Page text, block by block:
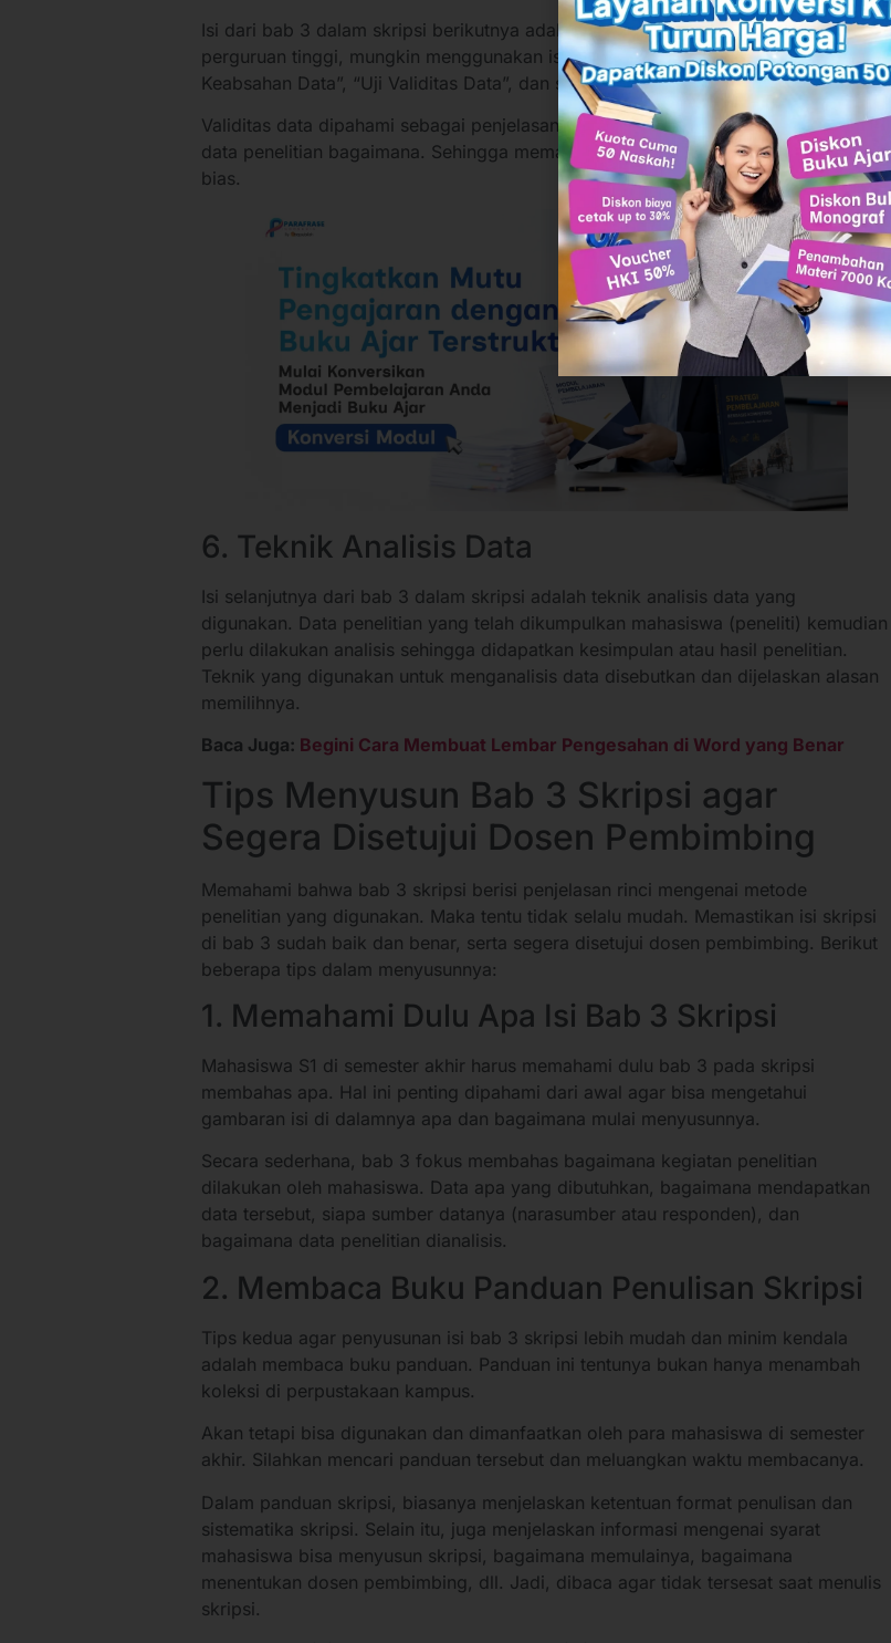
Isi dari bab 3 dalam skripsi berikutnya adalah validasi data. Pada beberapa
perguruan tinggi, mungkin menggunakan istilah lain. Misalnya memakai istilah “Uji
Keabsahan Data”, “Uji Validitas Data”, dan sebagainya.
Validitas data dipahami sebagai penjelasan mahasiswa dalam menguji kredibilitas
data penelitian bagaimana. Sehingga memastikan data valid dan minim atau bebas
bias.
6. Teknik Analisis Data
Isi selanjutnya dari bab 3 dalam skripsi adalah teknik analisis data yang
digunakan. Data penelitian yang telah dikumpulkan mahasiswa (peneliti) kemudian
perlu dilakukan analisis sehingga didapatkan kesimpulan atau hasil penelitian.
Teknik yang digunakan untuk menganalisis data disebutkan dan dijelaskan alasan
memilihnya.
Baca Juga: Begini Cara Membuat Lembar Pengesahan di Word yang Benar
Tips Menyusun Bab 3 Skripsi agar
Segera Disetujui Dosen Pembimbing
Memahami bahwa bab 3 skripsi berisi penjelasan rinci mengenai metode
penelitian yang digunakan. Maka tentu tidak selalu mudah. Memastikan isi skripsi
di bab 3 sudah baik dan benar, serta segera disetujui dosen pembimbing. Berikut
beberapa tips dalam menyusunnya:
1. Memahami Dulu Apa Isi Bab 3 Skripsi
Mahasiswa S1 di semester akhir harus memahami dulu bab 3 pada skripsi
membahas apa. Hal ini penting dipahami dari awal agar bisa mengetahui
gambaran isi di dalamnya apa dan bagaimana mulai menyusunnya.
Secara sederhana, bab 3 fokus membahas bagaimana kegiatan penelitian
dilakukan oleh mahasiswa. Data apa yang dibutuhkan, bagaimana mendapatkan
data tersebut, siapa sumber datanya (narasumber atau responden), dan
bagaimana data penelitian dianalisis.
2. Membaca Buku Panduan Penulisan Skripsi
Tips kedua agar penyusunan isi bab 3 skripsi lebih mudah dan minim kendala
adalah membaca buku panduan. Panduan ini tentunya bukan hanya menambah
koleksi di perpustakaan kampus.
Akan tetapi bisa digunakan dan dimanfaatkan oleh para mahasiswa di semester
akhir. Silahkan mencari panduan tersebut dan meluangkan waktu membacanya.
Dalam panduan skripsi, biasanya menjelaskan ketentuan format penulisan dan
sistematika skripsi. Selain itu, juga menjelaskan informasi mengenai syarat
mahasiswa bisa menyusun skripsi, bagaimana memulainya, bagaimana
menentukan dosen pembimbing, dll. Jadi, dibaca agar tidak tersesat saat menulis
skripsi.